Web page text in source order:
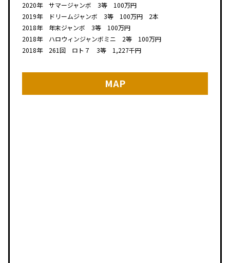
2020年 サマージャンボ 3等 100万円
2019年 ドリームジャンボ 3等 100万円 2本
2018年 年末ジャンボ 3等 100万円
2018年 ハロウィンジャンボミニ 2等 100万円
2018年 261回 ロト７ 3等 1,227千円
MAP